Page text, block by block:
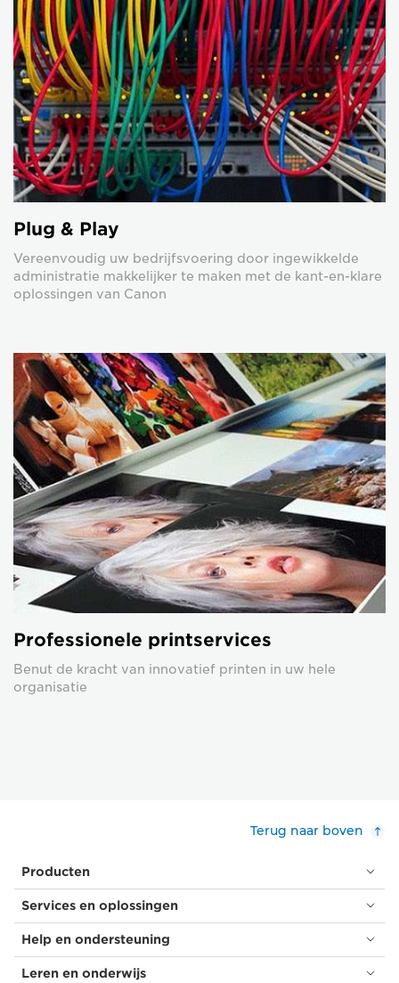
Plug & Play
Vereenvoudig uw bedrijfsvoering door ingewikkelde
administratie makkelijker te maken met de kant-en-klare
oplossingen van Canon
Professionele printservices
Benut de kracht van innovatief printen in uw hele
organisatie
Terug naar boven
Producten
Services en oplossingen
Help en ondersteuning
Leren en onderwijs